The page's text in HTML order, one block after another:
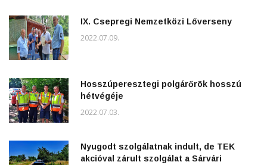
IX. Csepregi Nemzetközi Lőverseny
2022.07.09.
Hosszúperesztegi polgárőrök hosszú
hétvégéje
2022.07.03.
Nyugodt szolgálatnak indult, de TEK
akcióval zárult szolgálat a Sárvári